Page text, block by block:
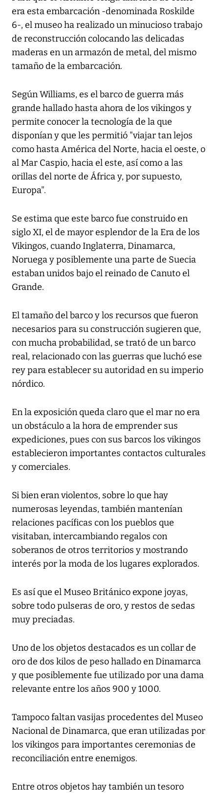
era esta embarcación -denominada Roskilde
6-, el museo ha realizado un minucioso trabajo
de reconstrucción colocando las delicadas
maderas en un armazón de metal, del mismo
tamaño de la embarcación.
Según Williams, es el barco de guerra más
grande hallado hasta ahora de los vikingos y
permite conocer la tecnología de la que
disponían y que les permitió "viajar tan lejos
como hasta América del Norte, hacia el oeste, o
al Mar Caspio, hacia el este, así como a las
orillas del norte de África y, por supuesto,
Europa".
Se estima que este barco fue construido en
siglo XI, el de mayor esplendor de la Era de los
Vikingos, cuando Inglaterra, Dinamarca,
Noruega y posiblemente una parte de Suecia
estaban unidos bajo el reinado de Canuto el
Grande.
El tamaño del barco y los recursos que fueron
necesarios para su construcción sugieren que,
con mucha probabilidad, se trató de un barco
real, relacionado con las guerras que luchó ese
rey para establecer su autoridad en su imperio
nórdico.
En la exposición queda claro que el mar no era
un obstáculo a la hora de emprender sus
expediciones, pues con sus barcos los vikingos
establecieron importantes contactos culturales
y comerciales.
Si bien eran violentos, sobre lo que hay
numerosas leyendas, también mantenían
relaciones pacíficas con los pueblos que
visitaban, intercambiando regalos con
soberanos de otros territorios y mostrando
interés por la moda de los lugares explorados.
Es así que el Museo Británico expone joyas,
sobre todo pulseras de oro, y restos de sedas
muy preciadas.
Uno de los objetos destacados es un collar de
oro de dos kilos de peso hallado en Dinamarca
y que posiblemente fue utilizado por una dama
relevante entre los años 900 y 1000.
Tampoco faltan vasijas procedentes del Museo
Nacional de Dinamarca, que eran utilizadas por
los vikingos para importantes ceremonias de
reconciliación entre enemigos.
Entre otros objetos hay también un tesoro